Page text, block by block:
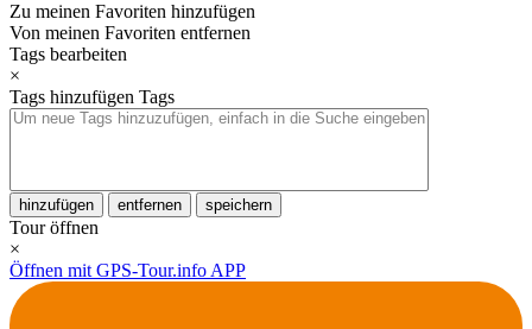
Zu meinen Favoriten hinzufügen
Von meinen Favoriten entfernen
Tags bearbeiten
×
Tags hinzufügen Tags
hinzufügen entfernen speichern
Tour öffnen
×
Öffnen mit GPS-Tour.info APP